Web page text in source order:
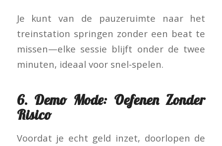
Je kunt van de pauzeruimte naar het
treinstation springen zonder een beat te
missen—elke sessie blijft onder de twee
minuten, ideaal voor snel‑spelen.
6. Demo Mode: Oefenen Zonder
Risico
Voordat je echt geld inzet, doorlopen de